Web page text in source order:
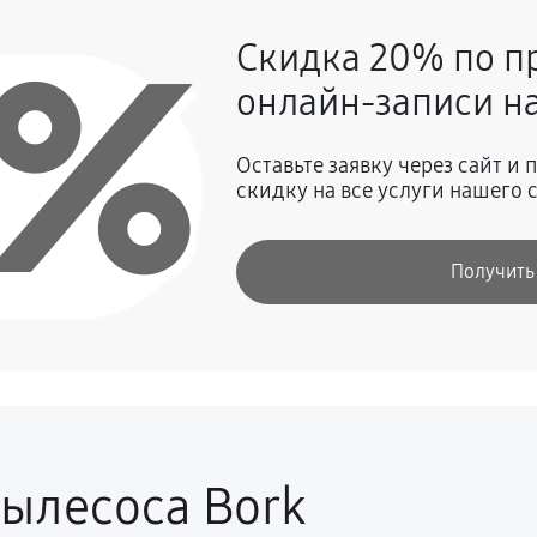
1440 руб
креплений, кнопок)
Скидка 20% по
онлайн-записи
Оставьте заявку через сайт
скидку на все услуги нашего
Bork